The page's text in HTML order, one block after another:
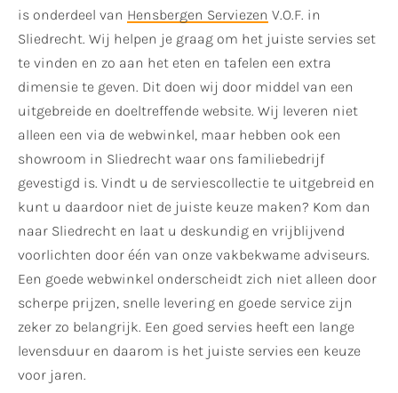
is onderdeel van Hensbergen Serviezen V.O.F. in
Sliedrecht. Wij helpen je graag om het juiste servies set
te vinden en zo aan het eten en tafelen een extra
dimensie te geven. Dit doen wij door middel van een
uitgebreide en doeltreffende website. Wij leveren niet
alleen een via de webwinkel, maar hebben ook een
showroom in Sliedrecht waar ons familiebedrijf
gevestigd is. Vindt u de serviescollectie te uitgebreid en
kunt u daardoor niet de juiste keuze maken? Kom dan
naar Sliedrecht en laat u deskundig en vrijblijvend
voorlichten door één van onze vakbekwame adviseurs.
Een goede webwinkel onderscheidt zich niet alleen door
scherpe prijzen, snelle levering en goede service zijn
zeker zo belangrijk. Een goed servies heeft een lange
levensduur en daarom is het juiste servies een keuze
voor jaren.